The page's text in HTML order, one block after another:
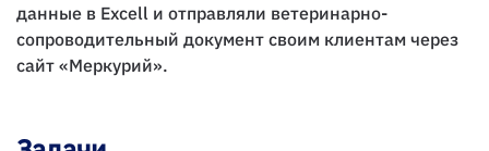
данные в Excell и отправляли ветеринарно-
сопроводительный документ своим клиентам через
сайт «Меркурий».